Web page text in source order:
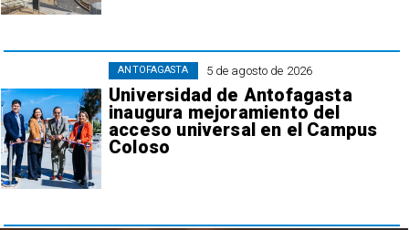
5 de agosto de 2026
Universidad de Antofagasta
inaugura mejoramiento del
acceso universal en el Campus
Coloso
ANTOFAGASTA